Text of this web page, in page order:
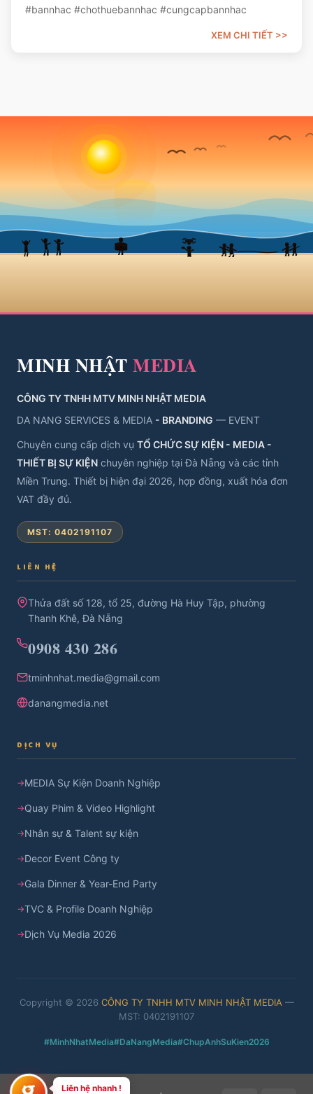
#bannhac #chothuebannhac #cungcapbannhac
MINH NHẬT MEDIA
CÔNG TY TNHH MTV MINH NHẬT MEDIA
DA NANG SERVICES & MEDIA - BRANDING — EVENT
Chuyên cung cấp dịch vụ TỔ CHỨC SỰ KIỆN - MEDIA -
THIẾT BỊ SỰ KIỆN chuyên nghiệp tại Đà Nẵng và các tỉnh
Miền Trung. Thiết bị hiện đại 2026, hợp đồng, xuất hóa đơn
VAT đầy đủ.
MST: 0402191107
LIÊN HỆ
Thửa đất số 128, tổ 25, đường Hà Huy Tập, phường
Thanh Khê, Đà Nẵng
0908 430 286
tminhnhat.media@gmail.com
danangmedia.net
DỊCH VỤ
MEDIA Sự Kiện Doanh Nghiệp
Quay Phim & Video Highlight
Nhân sự & Talent sự kiện
Decor Event Công ty
Gala Dinner & Year-End Party
TVC & Profile Doanh Nghiệp
Dịch Vụ Media 2026
Copyright © 2026 CÔNG TY TNHH MTV MINH NHẬT MEDIA —
MST: 0402191107
#MinhNhatMedia#DaNangMedia#ChupAnhSuKien2026
Liên hệ nhanh !